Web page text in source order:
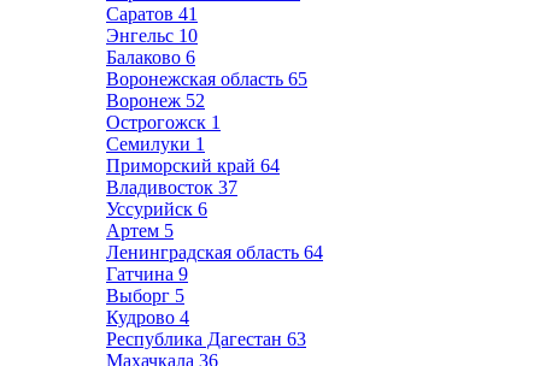
Саратов 41
Энгельс 10
Балаково 6
Воронежская область 65
Воронеж 52
Острогожск 1
Семилуки 1
Приморский край 64
Владивосток 37
Уссурийск 6
Артем 5
Ленинградская область 64
Гатчина 9
Выборг 5
Кудрово 4
Республика Дагестан 63
Махачкала 36